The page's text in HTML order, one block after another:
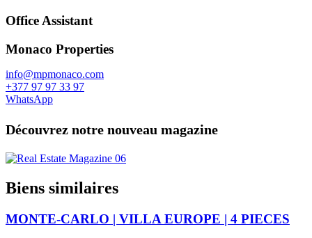
Office Assistant
Monaco Properties
info@mpmonaco.com
+377 97 97 33 97
WhatsApp
Découvrez notre nouveau magazine
Biens similaires
MONTE-CARLO | VILLA EUROPE | 4 PIECES